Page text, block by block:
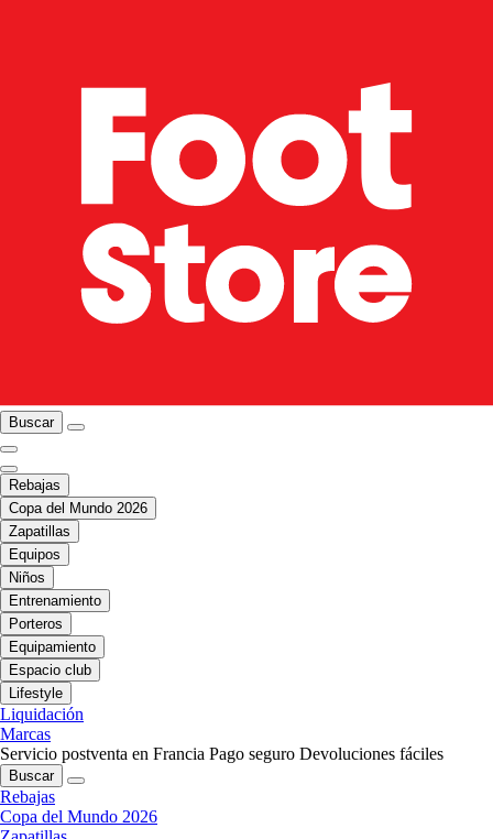
Buscar
Rebajas
Copa del Mundo 2026
Zapatillas
Equipos
Niños
Entrenamiento
Porteros
Equipamiento
Espacio club
Lifestyle
Liquidación
Marcas
Servicio postventa en Francia Pago seguro Devoluciones fáciles
Buscar
Rebajas
Copa del Mundo 2026